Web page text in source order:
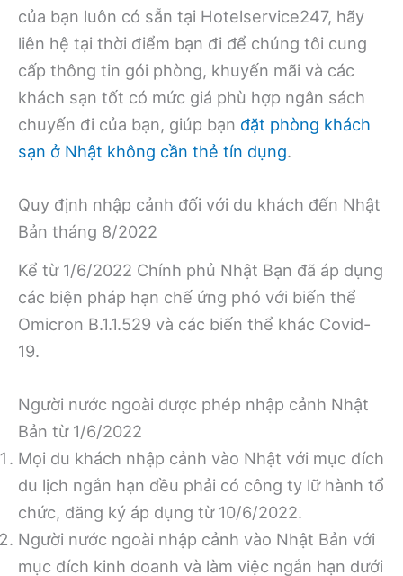
của bạn luôn có sẵn tại Hotelservice247, hãy
liên hệ tại thời điểm bạn đi để chúng tôi cung
cấp thông tin gói phòng, khuyến mãi và các
khách sạn tốt có mức giá phù hợp ngân sách
chuyến đi của bạn, giúp bạn đặt phòng khách
sạn ở Nhật không cần thẻ tín dụng.
Quy định nhập cảnh đối với du khách đến Nhật
Bản tháng 8/2022
Kể từ 1/6/2022 Chính phủ Nhật Bạn đã áp dụng
các biện pháp hạn chế ứng phó với biến thể
Omicron B.1.1.529 và các biến thể khác Covid-
19.
Người nước ngoài được phép nhập cảnh Nhật
Bản từ 1/6/2022
Mọi du khách nhập cảnh vào Nhật với mục đích
du lịch ngắn hạn đều phải có công ty lữ hành tổ
chức, đăng ký áp dụng từ 10/6/2022.
Người nước ngoài nhập cảnh vào Nhật Bản với
mục đích kinh doanh và làm việc ngắn hạn dưới